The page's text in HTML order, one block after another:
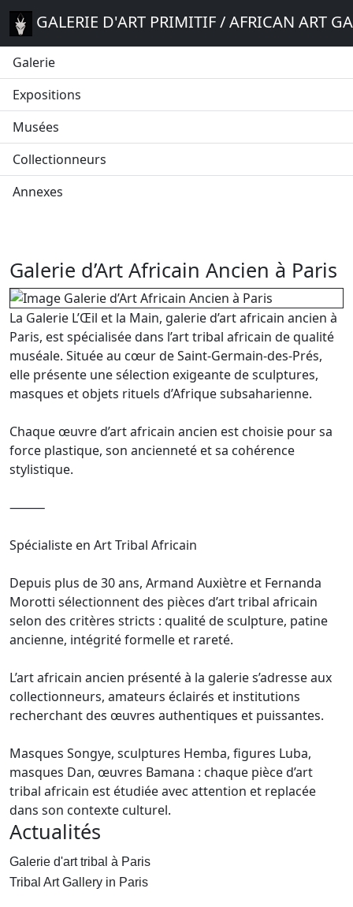
GALERIE D'ART PRIMITIF / AFRICAN ART
Galerie
Expositions
Musées
Collectionneurs
Annexes
Galerie d’Art Africain Ancien à Paris
La Galerie L’Œil et la Main, galerie d’art africain ancien à
Paris, est spécialisée dans l’art tribal africain de qualité
muséale. Située au cœur de Saint-Germain-des-Prés,
elle présente une sélection exigeante de sculptures,
masques et objets rituels d’Afrique subsaharienne.
Chaque œuvre d’art africain ancien est choisie pour sa
force plastique, son ancienneté et sa cohérence
stylistique.
⸻
Spécialiste en Art Tribal Africain
Depuis plus de 30 ans, Armand Auxiètre et Fernanda
Morotti sélectionnent des pièces d’art tribal africain
selon des critères stricts : qualité de sculpture, patine
ancienne, intégrité formelle et rareté.
L’art africain ancien présenté à la galerie s’adresse aux
collectionneurs, amateurs éclairés et institutions
recherchant des œuvres authentiques et puissantes.
Masques Songye, sculptures Hemba, figures Luba,
masques Dan, œuvres Bamana : chaque pièce d’art
tribal africain est étudiée avec attention et replacée
dans son contexte culturel.
Actualités
Galerie d'art tribal à Paris
Tribal Art Gallery in Paris